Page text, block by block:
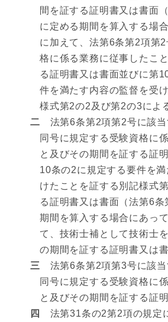
間を証する証明書又は書面
に定める期間を算入する場
に加えて、法第6条第2項第
格に係る業務に従事したこ
る証明書又は書面並びに第
件を満たす内容の監督を受
様式第2の2及び第2の3によ
二 法第6条第2項第2号に該当
同号に規定する受験資格に
と及びその期間を証する証
10条の2に規定する要件を
けたことを証する別記様式
る証明書又は書面（法第6
期間を算入する場合にあっ
て、技術士補として技術士
の期間を証する証明書又は書
三
法第6条第2項第3号に該当
同号に規定する受験資格に
と及びその期間を証する証
四
法第31条の2第2項の規定